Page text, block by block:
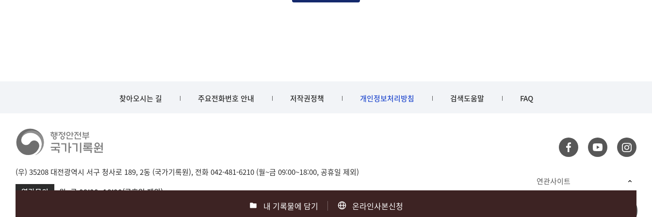
내 기록물에 담기 온라인사본신청
찾아오시는 길 주요전화번호 안내 저작권정책 개인정보처리방침 검색도움말 FAQ
(우) 35208 대전광역시 서구 청사로 189, 2동 (국가기록원), 전화 042-481-6210 (월~금 09:00~18:00, 공휴일 제외)
열람문의
월~금 09:00~18:00(공휴일 제외)
부산 051-550-8023 광주 062-975-5791
연관사이트